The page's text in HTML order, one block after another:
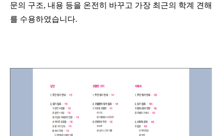
문의 구조, 내용 등을 온전히 바꾸고 가장 최근의 학계 견해
를 수용하였습니다.